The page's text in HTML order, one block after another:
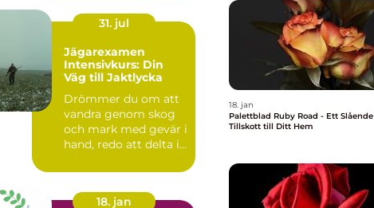
31. jul
Jägarexamen
Intensivkurs: Din
Väg till Jaktlycka
Drömmer du om att
vandra genom skog
och mark med gevär i
hand, redo att delta i
18. jan
18. jan
Palettblad Ruby Road - Ett Slående
Tillskott till Ditt Hem